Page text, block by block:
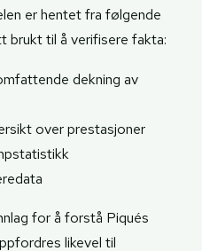
er hentet fra følgende
brukt til å verifisere fakta:
dekning av
over prestasjoner
for å forstå Piqués
likevel til